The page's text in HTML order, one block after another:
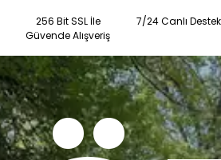
256 Bit SSL İle
Güvende Alışveriş
7/24 Canlı Destek